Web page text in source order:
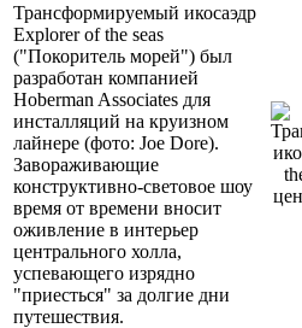
Трансформируемый икосаэдр
Explorer of the seas
("Покоритель морей") был
разработан компанией
Hoberman Associates для
инсталляций на круизном
лайнере (фото: Joe Dore).
Завораживающие
конструктивно-световое шоу
время от времени вносит
оживление в интерьер
центрального холла,
успевающего изрядно
"приесться" за долгие дни
путешествия.